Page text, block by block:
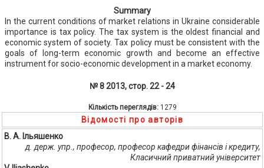
Summary
In the current conditions of market relations in Ukraine considerable
importance is tax policy. The tax system is the oldest financial and
economic system of society. Tax policy must be consistent with the
goals of long-term economic growth and become an effective
instrument for socio-economic development in a market economy.
№ 8 2013, стор. 22 - 24
Кількість переглядів: 1279
Відомості про авторів
В. А. Ільяшенко
д. держ. упр., професор, професор кафедри фінансів і кредиту,
Класичний приватний університет